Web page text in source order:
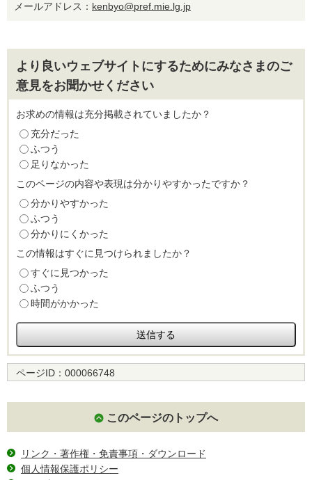
メールアドレス： kenbyo@pref.mie.lg.jp
より良いウェブサイトにするためにみなさまのご
意見をお聞かせください
お求めの情報は充分掲載されていましたか？
充分だった
ふつう
足りなかった
このページの内容や表現は分かりやすかったですか？
分かりやすかった
ふつう
分かりにくかった
この情報はすぐに見つけられましたか？
すぐに見つかった
ふつう
時間がかかった
ページID： 000066748
このページのトップへ
リンク・著作権・免責事項・ダウンロード
個人情報保護ポリシー